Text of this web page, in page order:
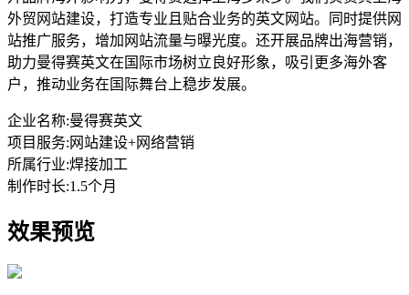
外贸网站建设，打造专业且贴合业务的英文网站。同时提供网
站推广服务，增加网站流量与曝光度。还开展品牌出海营销，
助力曼得赛英文在国际市场树立良好形象，吸引更多海外客
户，推动业务在国际舞台上稳步发展。
企业名称:曼得赛英文
项目服务: 网站建设+网络营销
所属行业:焊接加工
制作时长:1.5个月
效果预览